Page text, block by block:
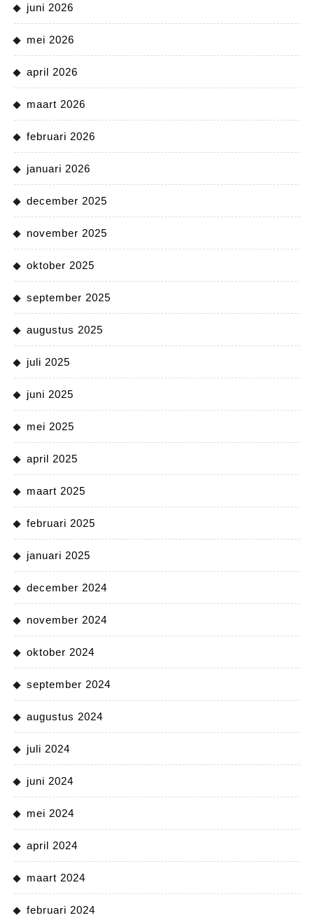
juni 2026
mei 2026
april 2026
maart 2026
februari 2026
januari 2026
december 2025
november 2025
oktober 2025
september 2025
augustus 2025
juli 2025
juni 2025
mei 2025
april 2025
maart 2025
februari 2025
januari 2025
december 2024
november 2024
oktober 2024
september 2024
augustus 2024
juli 2024
juni 2024
mei 2024
april 2024
maart 2024
februari 2024